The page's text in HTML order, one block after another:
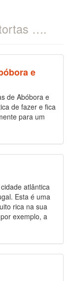
….
e
de Abóbora e
de fazer e fica
para um
atlântica
Esta é uma
rica na sua
exemplo, a